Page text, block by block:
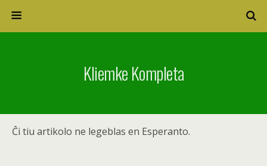
Kliemke Kompleta
Ĉi tiu artikolo ne legeblas en Esperanto.